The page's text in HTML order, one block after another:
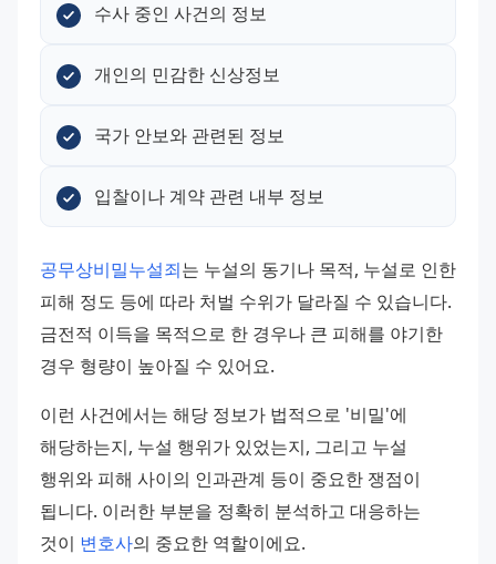
수사 중인 사건의 정보
개인의 민감한 신상정보
국가 안보와 관련된 정보
입찰이나 계약 관련 내부 정보
공무상비밀누설죄는 누설의 동기나 목적, 누설로 인한
피해 정도 등에 따라 처벌 수위가 달라질 수 있습니다.
금전적 이득을 목적으로 한 경우나 큰 피해를 야기한
경우 형량이 높아질 수 있어요.
이런 사건에서는 해당 정보가 법적으로 '비밀'에
해당하는지, 누설 행위가 있었는지, 그리고 누설
행위와 피해 사이의 인과관계 등이 중요한 쟁점이
됩니다. 이러한 부분을 정확히 분석하고 대응하는
것이 변호사의 중요한 역할이에요.